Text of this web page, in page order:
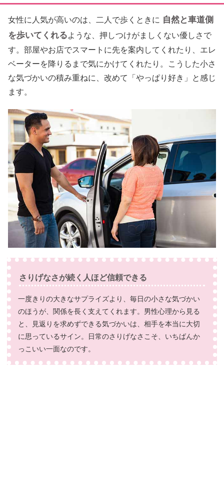
女性に人気が高いのは、二人で歩くときに 自然と車道側
を歩いてくれるような、押しつけがましくない優しさで
す。部屋やお店でスマートに先を案内してくれたり、エレ
ベーターを降りるまで気にかけてくれたり。こうした小さ
な気づかいの積み重ねに、改めて「やっぱり好き」と感じ
ます。
さりげなさが続く人ほど信頼できる
一度きりの大きなサプライズより、毎日の小さな気づかい
のほうが、関係を長く支えてくれます。男性心理から見る
と、見返りを求めずできる気づかいは、相手を本当に大切
に思っているサイン。日常のさりげなさこそ、いちばんか
っこいい一面なのです。